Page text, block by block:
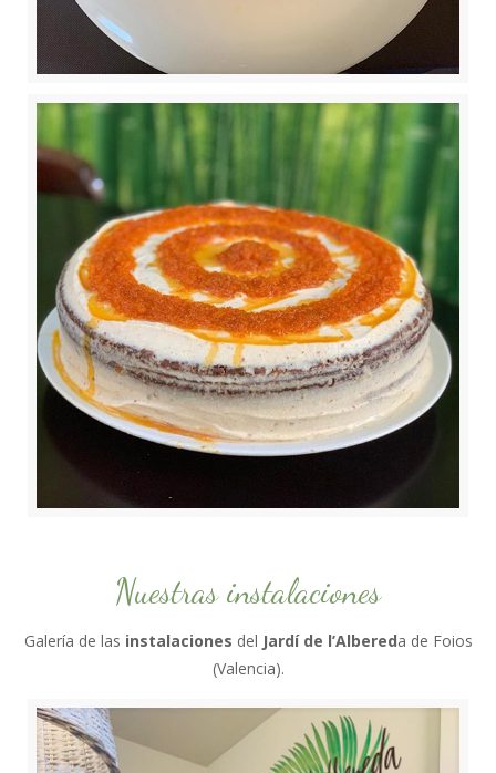
Nuestras instalaciones
Galería de las instalaciones del Jardí de l’Albereda de Foios
(Valencia).